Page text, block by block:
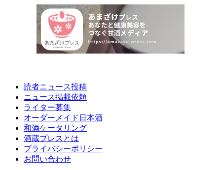
読者ニュース投稿
ニュース掲載依頼
ライター募集
オーダーメイド日本酒
和酒ケータリング
酒蔵プレスとは
プライバシーポリシー
お問い合わせ